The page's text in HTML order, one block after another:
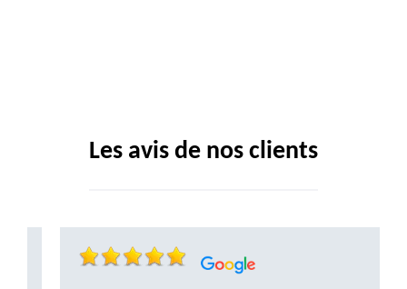
Les avis de nos clients